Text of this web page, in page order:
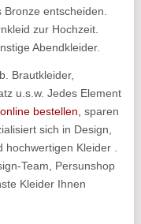
entscheiden.
zur Hochzeit.
Abendkleider.
Brautkleider,
u.s.w. Jedes Element
online bestellen, sparen
sich in Design,
Kleider .
Team, Persunshop
Kleider Ihnen